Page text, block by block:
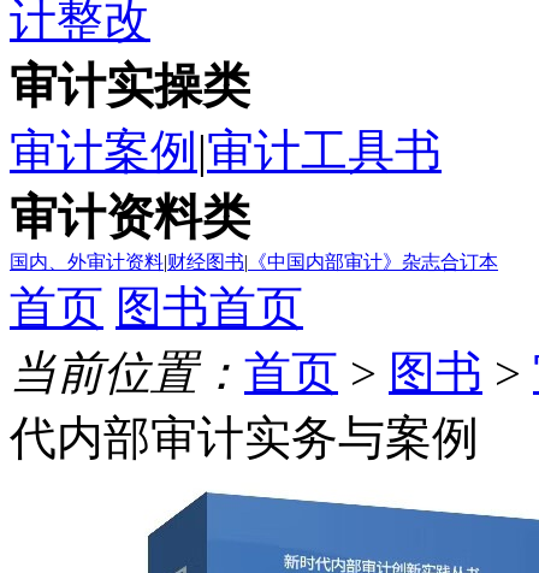
计整改
审计实操类
审计案例 |审计工具书
审计资料类
国内、外审计资料|财经图书| 《中国内部审计》杂志合订本
首页 图书首页
当前位置： 首页 > 图书 >
代内部审计实务与案例